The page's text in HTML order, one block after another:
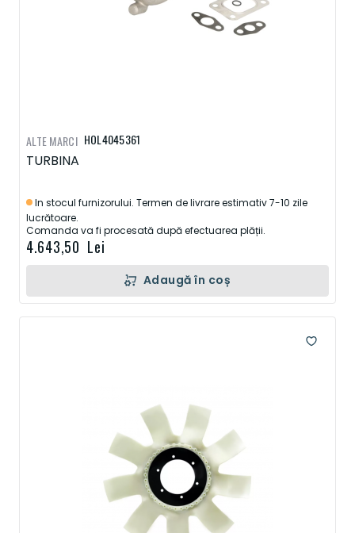
HOL4045361
TURBINA
In stocul furnizorului. Termen de livrare estimativ 7-10 zile
lucrătoare.
Comanda va fi procesată după efectuarea plății.
4.643,50 Lei
ALTE MARCI
Adaugă în coș